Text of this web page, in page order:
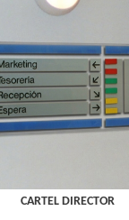
CARTEL DIRECTOR